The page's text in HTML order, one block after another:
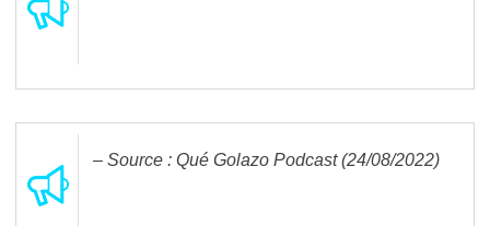
– Source : Qué Golazo Podcast (24/08/2022)